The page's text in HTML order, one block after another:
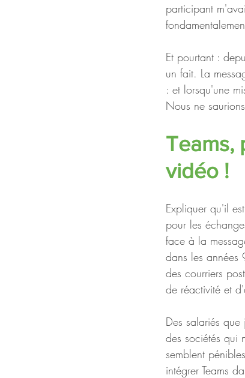
participant
Et pourtant :
un fait. La
: et lorsqu'une
Nous ne
Teams,
vidéo !
Expliquer qu'il
pour les
face à la
dans les années
des courriers
de réactivité et
Des salariés
des sociétés qui
semblent
intégrer Teams